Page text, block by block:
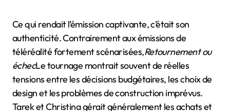
Ce qui rendait l’émission captivante, c’était son
authenticité. Contrairement aux émissions de
téléréalité fortement scénarisées,Retournement ou
échecLe tournage montrait souvent de réelles
tensions entre les décisions budgétaires, les choix de
design et les problèmes de construction imprévus.
Tarek et Christina gérait généralement les achats et